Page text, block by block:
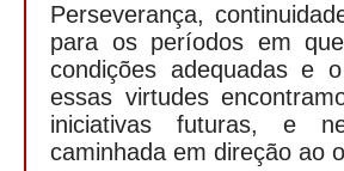
Perseverança,
para os períodos em
condições adequadas e
essas virtudes
iniciativas futuras, e
caminhada em direção ao